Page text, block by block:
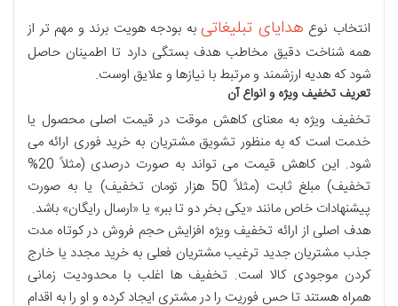
انتخاب نوع هدایای تبلیغاتیبه بودجه هویت برند و مهم تر از
همه شناخت دقیق مخاطب هدف بستگی دارد تا اطمینان حاصل
شود که هدیه ارزشمند و مرتبط با نیازها و علایق اوست.
تعریف تخفیف ویژه وانواع آن
تخفیف ویژه به معنای کاهش موقت در قیمت اصلی محصول یا
خدمت است که به منظور تشویق مشتریان به خرید فوری ارائه می
شود. این کاهش قیمت می تواند به صورت درصدی (مثلاً 20%
تخفیف) مبلغ ثابت (مثلاً 50 هزار تومان تخفیف) یا به صورت
پیشنهادات خاص مانند «یکی بخر دو تا ببر» یا «ارسال رایگان» باشد.
هدف اصلی از ارائه تخفیف ویژه افزایش حجم فروش در کوتاه مدت
جذب مشتریان جدید ترغیب مشتریان فعلی به خرید مجدد یا خارج
کردن موجودی کالا است. تخفیف ها اغلب با محدودیت زمانی
همراه هستند تا حس فوریت را در مشتری ایجاد کرده و او را به اقدام